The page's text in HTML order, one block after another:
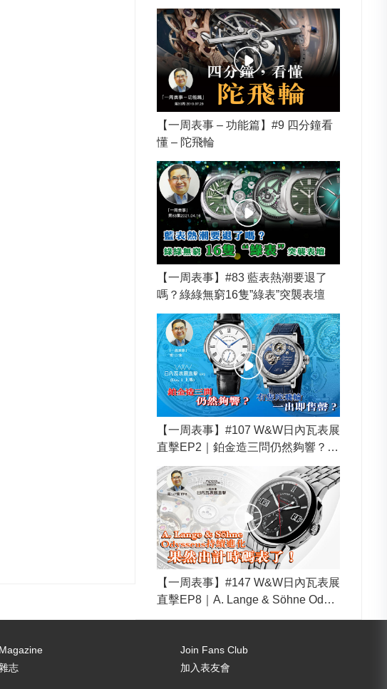
否貴就好？Abel話你知！ (Part 1)
【一周表事 – 功能篇】#9 四分鐘看
懂 – 陀飛輪
【一周表事】#83 藍表熱潮要退了
嗎？綠綠無窮16隻”綠表”突襲表壇
【一周表事】#107 W&W日內瓦表展
直擊EP2｜鉑金造三問仍然夠響？
有隻陀飛輪一出即售罄？
【一周表事】#147 W&W日內瓦表展
直擊EP8｜A. Lange & Söhne Odys
Magazine
志
Join Fans Club
加入表友會